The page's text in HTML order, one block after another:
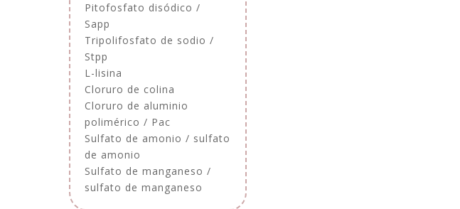
Pitofosfato disódico /
Sapp
Tripolifosfato de sodio /
Stpp
L-lisina
Cloruro de colina
Cloruro de aluminio
polimérico / Pac
Sulfato de amonio / sulfato
de amonio
Sulfato de manganeso /
sulfato de manganeso